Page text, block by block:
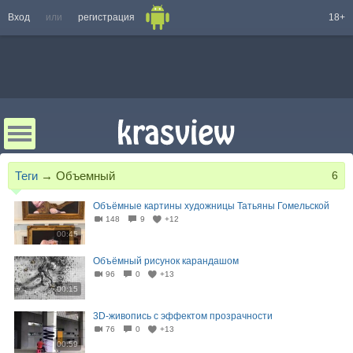
Вход или регистрация 18+
Теги → Объемный 6
00:45
Объёмные картины художницы Татьяны Гомельской
148 9 +12
00:15
Объёмный рисунок карандашом
96 0 +13
00:59
3D-живопись с эффектом прозрачности
76 0 +13